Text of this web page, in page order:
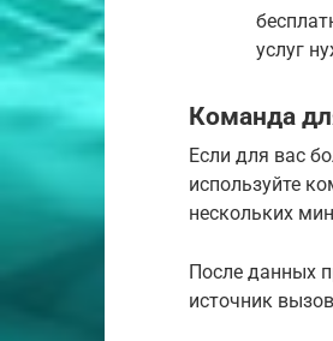
услуг
Команда
Если для вас
используйте
нескольких
После данных
источник